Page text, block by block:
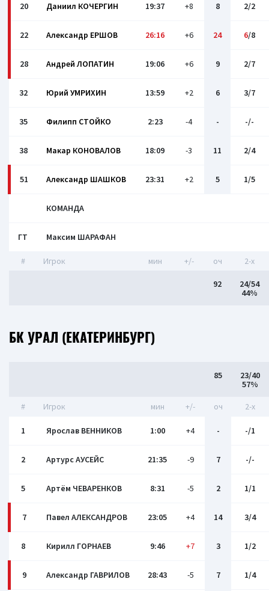
20 Даниил КОЧЕРГИН 19:37 +8 8 2/2
22 Александр ЕРШОВ 26:16 +6 24 6/8
28 Андрей ЛОПАТИН 19:06 +6 9 2/7
32 Юрий УМРИХИН 13:59 +2 6 3/7
35 Филипп СТОЙКО 2:23 -4 - -/-
38 Макар КОНОВАЛОВ 18:09 -3 11 2/4
51 Александр ШАШКОВ 23:31 +2 5 1/5
КОМАНДА
ГТ Максим ШАРАФАН
# Игрок мин +/- оч 2-x
92
24/54
44%
БК УРАЛ (ЕКАТЕРИНБУРГ)
85
23/40
57%
# Игрок мин +/- оч 2-x
1 Ярослав ВЕННИКОВ 1:00 +4 - -/1
2 Артурс АУСЕЙС 21:35 -9 7 -/-
5 Артём ЧЕВАРЕНКОВ 8:31 -5 2 1/1
7 Павел АЛЕКСАНДРОВ 23:05 +4 14 3/4
8 Кирилл ГОРНАЕВ 9:46 +7 3 1/2
9 Александр ГАВРИЛОВ 28:43 -5 7 1/4